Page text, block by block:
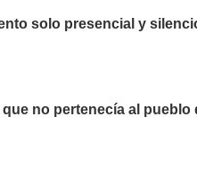
solo presencial y
no pertenecía al pueblo